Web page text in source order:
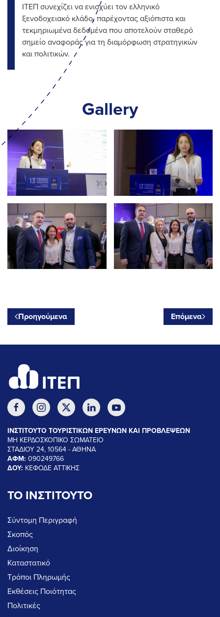
ΙΤΕΠ συνεχίζει να ενισχύει τον ελληνικό
ξενοδοχειακό κλάδο, παρέχοντας αξιόπιστα και
τεκμηριωμένα δεδομένα που αποτελούν σταθερό
σημείο αναφοράς για τη διαμόρφωση στρατηγικών
και πολιτικών.
Gallery
Προηγούμενα Επόμενα
ΙΝΣΤΙΤΟΥΤΟ ΤΟΥΡΙΣΤΙΚΩΝ ΕΡΕΥΝΩΝ ΚΑΙ ΠΡΟΒΛΕΨΕΩΝ
ΜΗ ΚΕΡΔΟΣΚΟΠΙΚΟ ΣΩΜΑΤΕΙΟ
ΣΤΑΔΙΟΥ 24, 10564 - ΑΘΗΝΑ
ΑΦΜ: 090249766
ΔΟΥ: ΚΕΦΟΔΕ ΑΤΤΙΚΗΣ
ΤΟ ΙΝΣΤΙΤΟΥΤΟ
Σύντομη Περιγραφή
Σκοπός
Διοίκηση
Καταστατικό
Τρόποι Πληρωμής
Εκθέσεις Ποιότητας
Πολιτικές